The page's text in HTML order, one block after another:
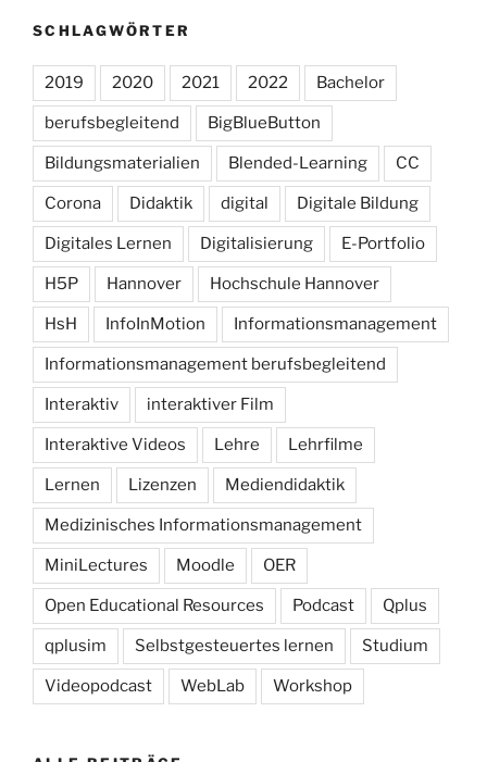
SCHLAGWÖRTER
2019 2020 2021 2022 Bachelor
berufsbegleitend BigBlueButton
Bildungsmaterialien Blended-Learning CC
Corona Didaktik digital Digitale Bildung
Digitales Lernen Digitalisierung E-Portfolio
H5P Hannover Hochschule Hannover
HsH InfoInMotion Informationsmanagement
Informationsmanagement berufsbegleitend
Interaktiv interaktiver Film
Interaktive Videos Lehre Lehrfilme
Lernen Lizenzen Mediendidaktik
Medizinisches Informationsmanagement
MiniLectures Moodle OER
Open Educational Resources Podcast Qplus
qplusim Selbstgesteuertes lernen Studium
Videopodcast WebLab Workshop